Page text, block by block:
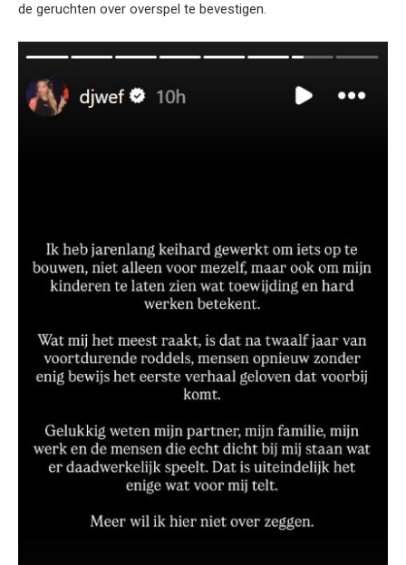
de geruchten over overspel te bevestigen.